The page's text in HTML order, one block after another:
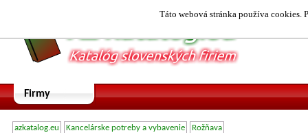
Táto webová stránka používa cookies.
Firmy
azkatalog.eu Kancelárske potreby a vybavenie Rožňava